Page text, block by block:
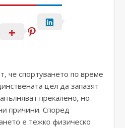
че спортуването по време
цел да запазят
прекалено, но
причини. Според
е тежко физическо